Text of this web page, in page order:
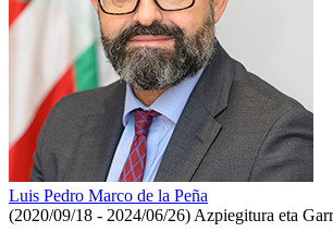
Luis Pedro Marco de la Peña
(2020/09/18 - 2024/06/26) Azpiegitura eta